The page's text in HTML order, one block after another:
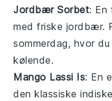
Jordbær Sorbet:
med friske jordbær.
sommerdag, hvor
kølende.
Mango Lassi Is: En
den klassiske